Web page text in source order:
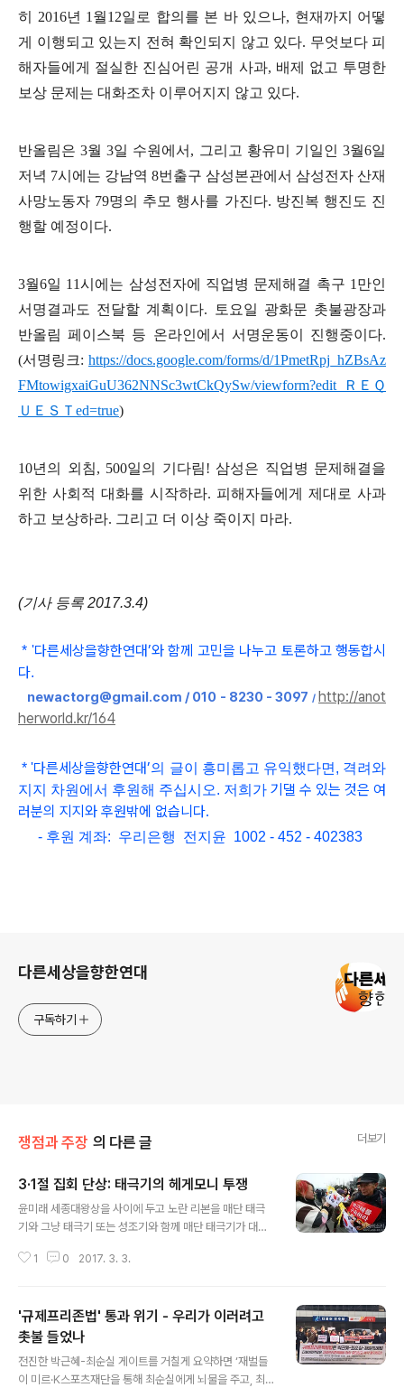
히 2016년 1 월12일로 합의를 본 바 있으나, 현재까지 어떻
게 이행되고 있는지 전혀 확인되지 않고 있다. 무엇보다 피
해자들에게 절실한 진심어린 공개 사과, 배제 없고 투명한
보상 문제는 대화조차 이루어지지 않고 있다.
반올림은3월3일 수원에서 , 그리고 황유미 기일인3월6일
저녁 7시에는 강남역 8번출구 삼성본관에서 삼성전자 산재
사망노동자 79명의 추모 행사를 가진다. 방진복 행진도 진
행할 예정이다.
3월6일 11시에는 삼성전자에 직업병 문제해결 촉구 1 만인
서명결과도 전달할 계획이다.
토요일 광화문 촛불광장과
반올림 페이스북 등 온라인에서 서명운동이 진행중이다.
(서명링크: https://docs.google.com/forms/d/1PmetRpj_hZBsAz
FMtowigxaiGuU362NNSc3wtCkQySw/viewform?edit_
ＲＥＱ
ＵＥＳＴ ed=true)
10년의 외침, 500일의 기다림! 삼성은 직업병 문제해결을
위한 사회적 대화를 시작하라. 피해자들에게 제대로 사과
하고 보상하라. 그리고 더 이상 죽이지 마라.
(기사 등록 2017.3.4)
* '다른세상을향한연대’와 함께 고민을 나누고 토론하고 행동합시
다.
newactorg@gmail.com / 010 - 8230 - 3097 / http://anot
herworld.kr/164
*'다른세상을향한연대’의 글이 흥미롭고 유익했다면, 격려와
지지 차원에서 후원해 주십시오. 저희가 기댈 수 있는 것은 여
러분의 지지와 후원밖에 없습니다.
- 후원 계좌: 우리은행 전지윤 1002 - 452 - 402383
다른세상을향한연대
구독하기
쟁점과 주장 의 다른 글 더보기
3·1절 집회 단상: 태극기의 헤게모니 투쟁
윤미래 세종대왕상을 사이에 두고 노란 리본을 매단 태극
기와 그냥 태극기 또는 성조기와 함께 매단 태극기가 대치
도했고 일부 보수 언론은 촛불도 태극기도 자중하고 결과
갈리는 줄 오해할 지경이다. 언론이 기계적 중립의 외양 아
래서 이런 방식으로 현실을 왜곡하는 경향은 하루이틀 일
이 아니지만 매번 똑같이 유감스럽다. 그래도 비례의 문제
를 빼고 본다면 3·1절과 태극기의 의미를 둘러싼 전선이 생
긴 것은 사실이고 이것은 판단과 대응을 필요로 하는 문제
1 0 2017. 3. 3.
'규제프리존법' 통과 위기 - 우리가 이러려고
촛불 들었나
전진한 박근혜-최순실 게이트를 거칠게 요약하면 ‘재벌들
이 미르·K스포츠재단을 통해 최순실에게 뇌물을 주고, 최